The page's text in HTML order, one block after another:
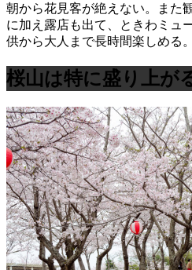
朝から花見客が絶えない。また
に加え露店も出て、ときわミュ
供から大人まで長時間楽しめる。
桜山は特に盛り上が